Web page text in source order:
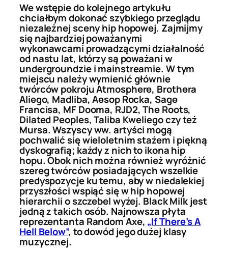
We wstępie do kolejnego artykułu
chciałbym dokonać szybkiego przeglądu
niezależnej sceny hip hopowej. Zajmijmy
się najbardziej poważanymi
wykonawcami prowadzącymi działalność
od nastu lat, którzy są poważani w
undergroundzie i mainstreamie. W tym
miejscu należy wymienić głównie
twórców pokroju Atmosphere, Brothera
Aliego, Madliba, Aesop Rocka, Sage
Francisa, MF Dooma, RJD2, The Roots,
Dilated Peoples, Taliba Kweliego czy też
Mursa. Wszyscy ww. artyści mogą
pochwalić się wieloletnim stażem i piękną
dyskografią; każdy z nich to ikona hip
hopu. Obok nich można również wyróżnić
szereg twórców posiadających wszelkie
predyspozycje ku temu, aby w niedalekiej
przyszłości wspiąć się w hip hopowej
hierarchii o szczebel wyżej. Black Milk jest
jedną z takich osób. Najnowsza płyta
reprezentanta Random Axe, „If There’s A
Hell Below”, to dowód jego dużej klasy
muzycznej.